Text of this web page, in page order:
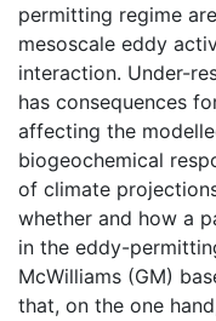
permitting regime
mesoscale eddy
interaction. Under-
has consequences
affecting the
biogeochemical
of climate
whether and how a
in the eddy-
McWilliams (GM)
that, on the one